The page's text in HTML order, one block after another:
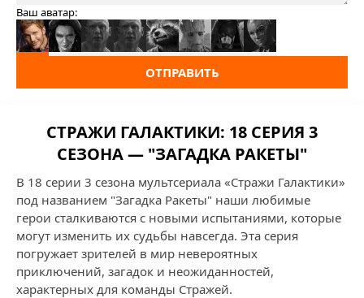
Ваш аватар:
ОТПРАВИТЬ
СТРАЖИ ГАЛАКТИКИ: 18 СЕРИЯ 3
СЕЗОНА — "ЗАГАДКА РАКЕТЫ"
В 18 серии 3 сезона мультсериала «Стражи Галактики»
под названием "Загадка Ракеты" наши любимые
герои сталкиваются с новыми испытаниями, которые
могут изменить их судьбы навсегда. Эта серия
погружает зрителей в мир невероятных
приключений, загадок и неожиданностей,
характерных для команды Стражей.